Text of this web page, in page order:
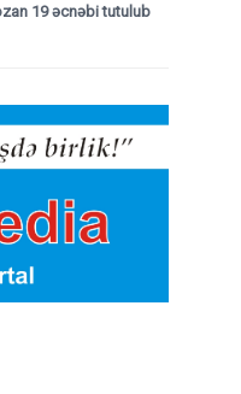
19 əcnəbi tutulub